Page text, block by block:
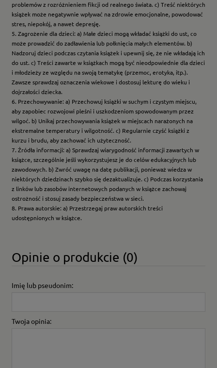
problemów z rozróżnieniem fikcji od realnego świata. c) Treść niektórych
książek może negatywnie wpływać na zdrowie emocjonalne, powodować
stres, niepokój, a nawet depresję.
5. Zagrożenie dla dzieci: a) Małe dzieci mogą wkładać książki do ust, co
może prowadzić do zadławienia lub połknięcia małych elementów. b)
Nadzoruj dzieci podczas czytania książek i upewnij się, że nie wkładają ich
do ust. c) Treści zawarte w książkach mogą być nieodpowiednie dla dzieci
i młodzieży ze względu na swoją tematykę (przemoc, erotyka, itp.).
Zawsze sprawdzaj oznaczenia wiekowe i dostosuj lekturę do wieku i
dojrzałości dziecka.
6. Przechowywanie: a) Przechowuj książki w suchym i czystym miejscu,
aby zapobiec rozwojowi pleśni i uszkodzeniom spowodowanym przez
wilgoć. b) Unikaj przechowywania książek w miejscach narażonych na
ekstremalne temperatury i wilgotność. c) Regularnie czyść książki z
kurzu i brudu, aby zachować ich użyteczność.
7. Źródła informacji: a) Sprawdzaj wiarygodność informacji zawartych w
książce, szczególnie jeśli wykorzystujesz je do celów edukacyjnych lub
zawodowych. b) Zwróć uwagę na datę publikacji, ponieważ wiedza w
niektórych dziedzinach szybko się dezaktualizuje. c) Podczas korzystania
z linków lub zasobów internetowych podanych w książce zachowaj
ostrożność i stosuj zasady bezpieczeństwa w sieci.
8. Prawa autorskie: a) Przestrzegaj praw autorskich treści
udostępnionych w książce.
Opinie o produkcie (0)
Imię lub pseudonim:
Twoja opinia: